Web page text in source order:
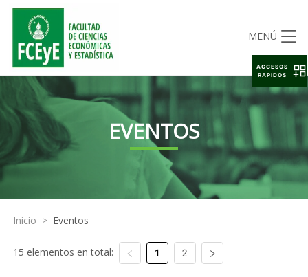
MENÚ
EVENTOS
Inicio > Eventos
15 elementos en total: 1 2
ACCESOS
RAPIDOS